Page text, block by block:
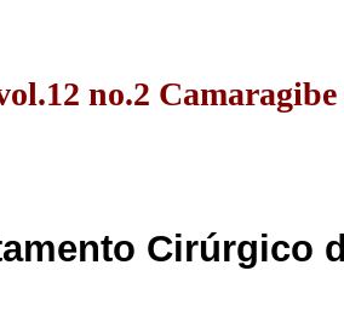
no.2
Cirúrgico